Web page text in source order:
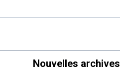
Nouvelles archives